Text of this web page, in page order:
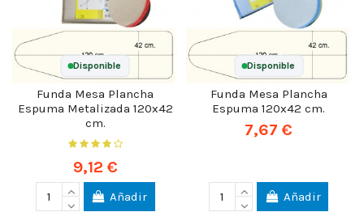
Disponible
Funda Mesa Plancha
Espuma Metalizada 120x42
cm.
9,12 €
Añadir
Disponible
Funda Mesa Plancha
Espuma 120x42 cm.
7,67 €
Añadir